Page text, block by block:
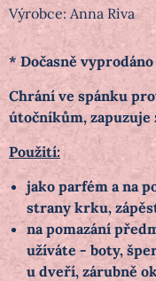
Výrobce: Anna Riva
* Dočasně
Chrání ve spánku
útočníkům, zapuzuje
Použití:
jako parfém a na
strany krku,
na pomazání
užíváte - boty,
u dveří, zárubně